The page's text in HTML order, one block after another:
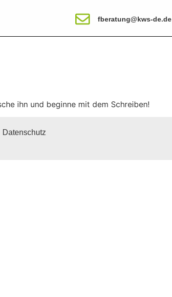
fberatung@kws-de.de
ihn und beginne mit dem Schreiben!
Datenschutz